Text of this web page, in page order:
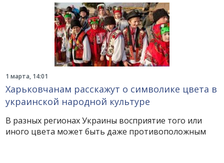
1 марта, 14:01
Харьковчанам расскажут о символике цвета в
украинской народной культуре
В разных регионах Украины восприятие того или
иного цвета может быть даже противоположным